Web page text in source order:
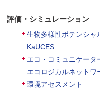
評価・シミュレーション
生物多様性ポテンシャ
KaUCES
エコ・コミュニケータ
エコロジカルネットワ
環境アセスメント